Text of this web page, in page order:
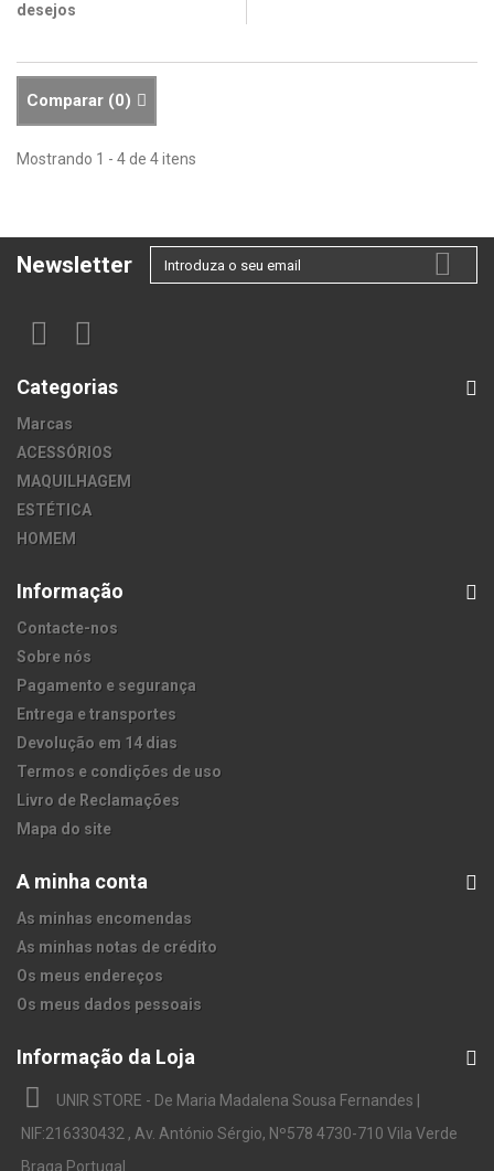
desejos
Comparar (0)
Mostrando 1 - 4 de 4 itens
Newsletter
Categorias
Marcas
ACESSÓRIOS
MAQUILHAGEM
ESTÉTICA
HOMEM
Informação
Contacte-nos
Sobre nós
Pagamento e segurança
Entrega e transportes
Devolução em 14 dias
Termos e condições de uso
Livro de Reclamações
Mapa do site
A minha conta
As minhas encomendas
As minhas notas de crédito
Os meus endereços
Os meus dados pessoais
Informação da Loja
UNIR STORE - De Maria Madalena Sousa Fernandes |
NIF:216330432 , Av. António Sérgio, Nº578 4730-710 Vila Verde
Braga Portugal